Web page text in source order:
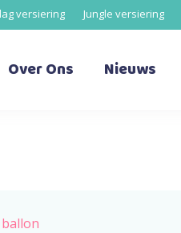
versiering Jungle versiering
Over Ons Nieuws